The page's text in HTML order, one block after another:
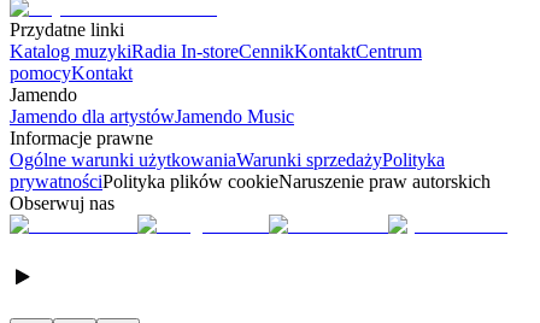
Przydatne linki
Katalog muzykiRadia In-storeCennikKontaktCentrum
pomocyKontakt
Jamendo
Jamendo dla artystówJamendo Music
Informacje prawne
Ogólne warunki użytkowaniaWarunki sprzedażyPolityka
prywatnościPolityka plików cookieNaruszenie praw autorskich
Obserwuj nas